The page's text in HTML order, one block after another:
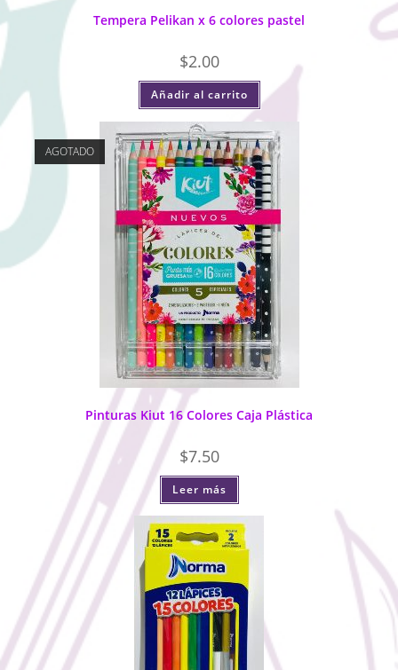
Tempera Pelikan x 6 colores pastel
$2.00
Añadir al carrito
AGOTADO
Pinturas Kiut 16 Colores Caja Plástica
$7.50
Leer más